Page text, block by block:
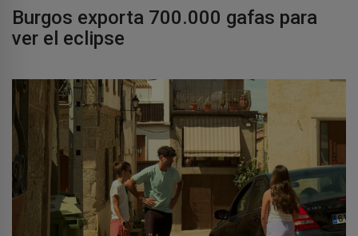
Burgos exporta 700.000 gafas para
ver el eclipse